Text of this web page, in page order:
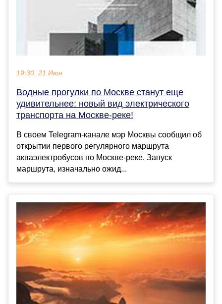
19:30, 21 Июн
Водные прогулки по Москве станут еще
удивительнее: новый вид электрического
транспорта на Москве-реке!
В своем Telegram-канале мэр Москвы сообщил об
открытии первого регулярного маршрута
акваэлектробусов по Москве-реке. Запуск
маршрута, изначально ожид...